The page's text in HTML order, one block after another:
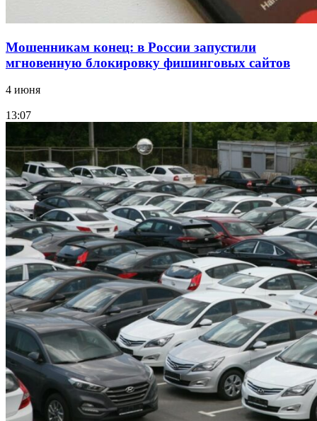
Мошенникам конец: в России запустили
мгновенную блокировку фишинговых сайтов
4 июня
13:07